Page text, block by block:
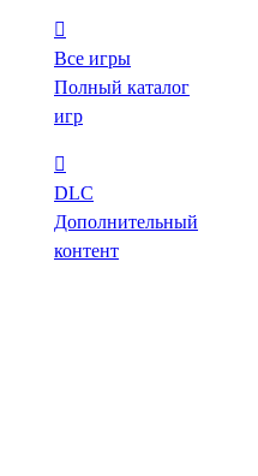
Все игры
Полный каталог
игр
DLC
Дополнительный
контент